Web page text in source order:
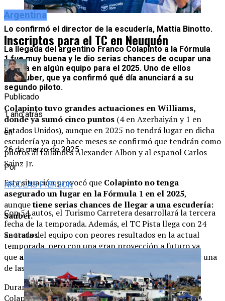
Lo confirmó el director de la escudería, Mattia Binotto.
La llegada del argentino Franco Colapinto a la Fórmula
1fue muy buena y le dio serias chances de ocupar una
butaca en algún equipo para el 2025. Uno de ellos
esSauber, que ya confirmó qué día anunciará a su
segundo piloto.
Colapinto tuvo grandes actuaciones en Williams,
donde ya sumó cinco puntos (4 en Azerbaiyán y 1 en
Estados Unidos), aunque en 2025 no tendrá lugar en dicha
escudería ya que hace meses se confirmó que tendrán como
pilotos al tailandés Alexander Albon y al español Carlos
Sainz Jr.
Esta situación provocó que Colapinto no tenga
asegurado un lugar en la Fórmula 1 en el 2025,
aunquetiene serias chances de llegar a una escudería:
Sauber.
Se trata del equipo con peores resultados en la actual
temporada, pero con una gran proyección a futuro ya
que a partir de 2026 pasará a ser Audi
y promete ser una
de las escuderías que de pelea arriba.
Durante el Gran Premio de Estados Unidos, donde
Colapinto protagonizó una gran remontada y terminó
Argentina
Inscriptos para el TC en Neuquén
Publicado
1 año atrás
en
26 de marzo de 2025
Por
NICOLAS PIERSON
Con 54 autos, el Turismo Carretera desarrollará la tercera
fecha de la temporada. Además, el TC Pista llega con 24
anotados.